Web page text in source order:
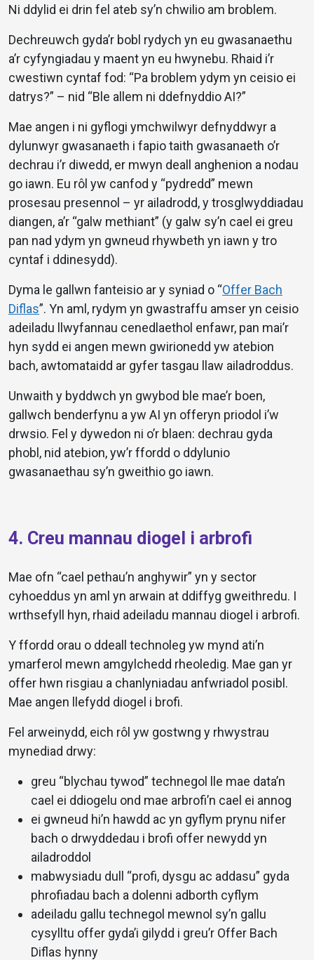
Ni ddylid ei drin fel ateb sy’n chwilio am broblem.
Dechreuwch gyda’r bobl rydych yn eu gwasanaethu
a’r cyfyngiadau y maent yn eu hwynebu. Rhaid i’r
cwestiwn cyntaf fod: “Pa broblem ydym yn ceisio ei
datrys?” – nid “Ble allem ni ddefnyddio AI?”
Mae angen i ni gyflogi ymchwilwyr defnyddwyr a
dylunwyr gwasanaeth i fapio taith gwasanaeth o’r
dechrau i’r diwedd, er mwyn deall anghenion a nodau
go iawn. Eu rôl yw canfod y “pydredd” mewn
prosesau presennol – yr ailadrodd, y trosglwyddiadau
diangen, a’r “galw methiant” (y galw sy’n cael ei greu
pan nad ydym yn gwneud rhywbeth yn iawn y tro
cyntaf i ddinesydd).
Dyma le gallwn fanteisio ar y syniad o “Offer Bach
Diflas”. Yn aml, rydym yn gwastraffu amser yn ceisio
adeiladu llwyfannau cenedlaethol enfawr, pan mai’r
hyn sydd ei angen mewn gwirionedd yw atebion
bach, awtomataidd ar gyfer tasgau llaw ailadroddus.
Unwaith y byddwch yn gwybod ble mae’r boen,
gallwch benderfynu a yw AI yn offeryn priodol i’w
drwsio. Fel y dywedon ni o’r blaen: dechrau gyda
phobl, nid atebion, yw’r ffordd o ddylunio
gwasanaethau sy’n gweithio go iawn.
4. Creu mannau diogel i arbrofi
Mae ofn “cael pethau’n anghywir” yn y sector
cyhoeddus yn aml yn arwain at ddiffyg gweithredu. I
wrthsefyll hyn, rhaid adeiladu mannau diogel i arbrofi.
Y ffordd orau o ddeall technoleg yw mynd ati’n
ymarferol mewn amgylchedd rheoledig. Mae gan yr
offer hwn risgiau a chanlyniadau anfwriadol posibl.
Mae angen llefydd diogel i brofi.
Fel arweinydd, eich rôl yw gostwng y rhwystrau
mynediad drwy:
greu “blychau tywod” technegol lle mae data’n
cael ei ddiogelu ond mae arbrofi’n cael ei annog
ei gwneud hi’n hawdd ac yn gyflym prynu nifer
bach o drwyddedau i brofi offer newydd yn
ailadroddol
mabwysiadu dull “profi, dysgu ac addasu” gyda
phrofiadau bach a dolenni adborth cyflym
adeiladu gallu technegol mewnol sy’n gallu
cysylltu offer gyda’i gilydd i greu’r Offer Bach
Diflas hynny